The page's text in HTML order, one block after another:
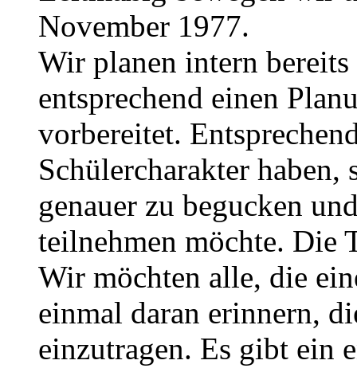
November 1977.
Wir planen intern
entsprechend einen
vorbereitet.
Schülercharakter
genauer zu begucken
teilnehmen möchte. Die
Wir möchten alle, die
einmal daran erinnern,
einzutragen. Es gibt ein